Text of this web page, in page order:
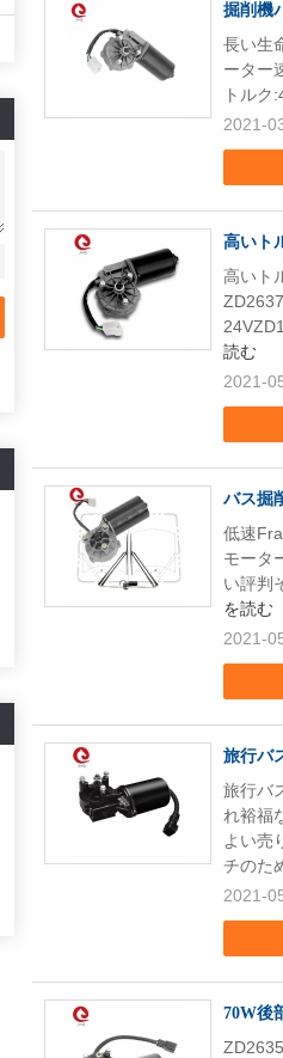
掘削機
長い生
ーター
トルク
2021-
高いト
高いト
読む
2021-
バス掘
低速
モータ
い評判
を読む
2021-
旅行バ
旅行バ
れ裕福
よい売
チのた
2021-
70W後